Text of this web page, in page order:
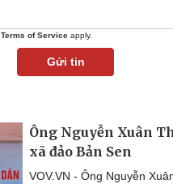
Terms of Service apply.
Gửi tin
Ông Nguyễn Xuân
xã đảo Bản Sen
VOV.VN - Ông Nguyễn